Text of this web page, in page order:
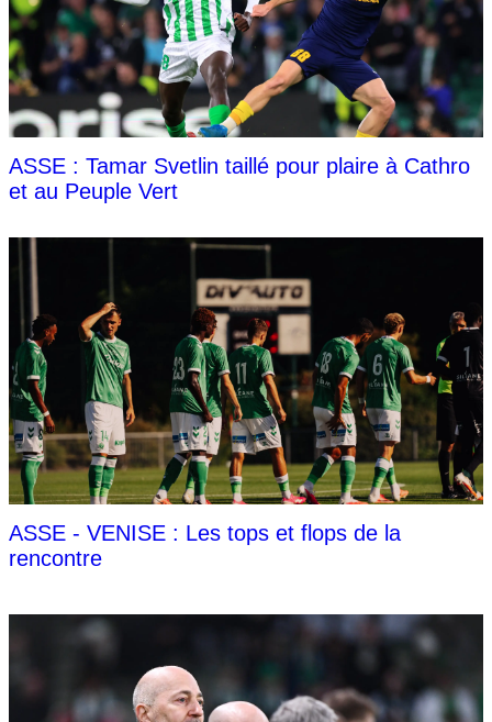
ASSE : Tamar Svetlin taillé pour plaire à Cathro
et au Peuple Vert
ASSE - VENISE : Les tops et flops de la
rencontre